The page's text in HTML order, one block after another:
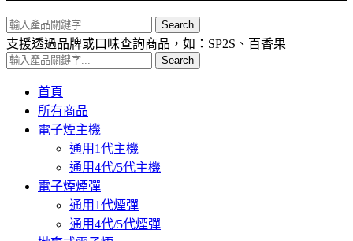
Search
支援透過品牌或口味查詢商品，如：SP2S、百香果
Search
首頁
所有商品
電子煙主機
通用1代主機
通用4代/5代主機
電子煙煙彈
通用1代煙彈
通用4代/5代煙彈